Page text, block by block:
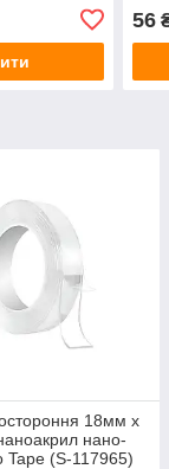
56
18мм x
нано-
Tape (S-117965)